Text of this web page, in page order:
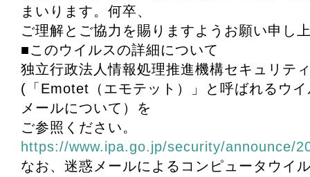
まいります。何卒、
ご理解とご協力を賜りますようお願い申し
■このウイルスの詳細について
独立行政法人情報処理推進機構セキュリテ
(「Emotet（エモテット）」と呼ばれるウ
メールについて）を
ご参照ください。
https://www.ipa.go.jp/security/announce/
なお、迷惑メールによるコンピュータウイ